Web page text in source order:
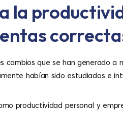
la
cambios que se han generado a
habían sido estudiados e
productividad personal y